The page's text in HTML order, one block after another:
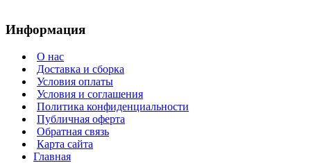
Информация
О нас
Доставка и сборка
Условия оплаты
Условия и соглашения
Политика конфиденциальности
Публичная оферта
Обратная связь
Карта сайта
Главная